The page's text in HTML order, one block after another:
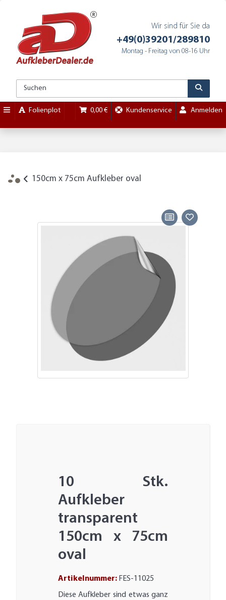
Wir sind für Sie da
+49(0)39201/289810
Montag - Freitag von 08-16 Uhr
Folienplot 0,00 € Kundenservice Anmelden
150cm x 75cm Aufkleber oval
10 Stk.
Aufkleber
transparent
150cm x 75cm
oval
Artikelnummer: FES-11025
Diese Aufkleber sind etwas ganz